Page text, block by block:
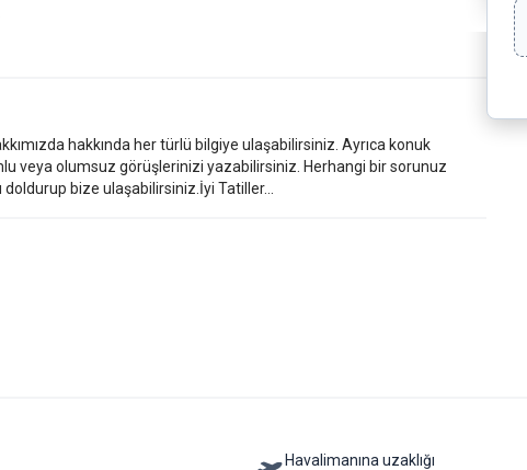
büyütüyor.
hakkında her türlü bilgiye ulaşabilirsiniz. Ayrıca konuk
veya olumsuz görüşlerinizi yazabilirsiniz. Herhangi bir sorunuz
bize ulaşabilirsiniz.İyi Tatiller...
Havalimanına uzaklığı